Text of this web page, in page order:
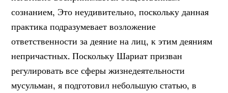
сознанием, Это неудивительно, поскольку данная
практика подразумевает возложение
ответственности за деяние на лиц, к этим деяниям
непричастных. Поскольку Шариат призван
регулировать все сферы жизнедеятельности
мусульман, я подготовил небольшую статью, в